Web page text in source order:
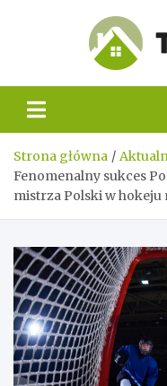
Strona główna
Fenomenalny sukces
mistrza Polski w hokeju